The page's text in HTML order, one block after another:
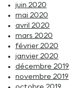
juin 2020
mai 2020
avril 2020
mars 2020
février 2020
janvier 2020
décembre 2019
novembre 2019